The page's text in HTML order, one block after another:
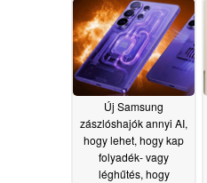
Új Samsung
zászlóshajók annyi AI,
hogy lehet, hogy kap
folyadék- vagy
léghűtés, hogy